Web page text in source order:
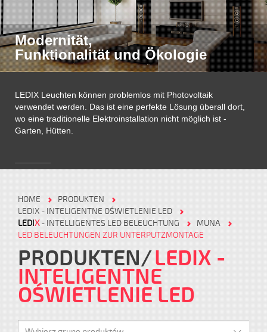
Modernität,
Funktionalität und Ökologie
LEDIX Leuchten können problemlos mit Photovoltaik
verwendet werden. Das ist eine perfekte Lösung überall dort,
wo eine traditionelle Elektroinstallation nicht möglich ist -
Garten, Hütten.
HOME
PRODUKTEN
LEDIX - INTELIGENTNE OŚWIETLENIE LED
LEDIX- INTELLIGENTES LED BELEUCHTUNG
MUNA
LED BELEUCHTUNGEN ZUR UNTERPUTZMONTAGE
PRODUKTEN LEDIX -
INTELIGENTNE
OŚWIETLENIE LED